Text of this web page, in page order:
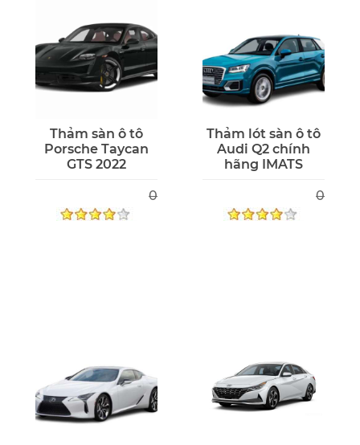
Thảm sàn ô tô
Porsche Taycan
GTS 2022
0
Thảm lót sàn ô tô
Audi Q2 chính
hãng IMATS
0